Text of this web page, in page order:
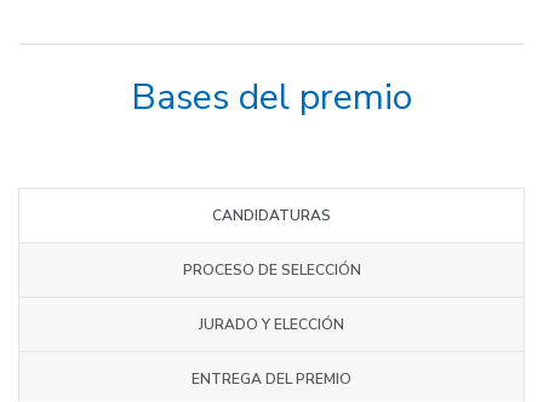
Bases del premio
CANDIDATURAS
PROCESO DE SELECCIÓN
JURADO Y ELECCIÓN
ENTREGA DEL PREMIO